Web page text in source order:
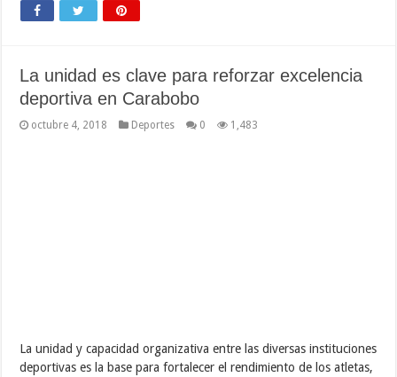
La unidad es clave para reforzar excelencia
deportiva en Carabobo
octubre 4, 2018 Deportes 0 1,483
La unidad y capacidad organizativa entre las diversas instituciones
deportivas es la base para fortalecer el rendimiento de los atletas,